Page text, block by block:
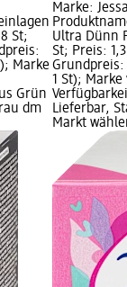
St;
Marke
Grün
dm
Marke:
Ultra Dünn
St; Preis:
Grundpreis:
1 St);
Lieferbar,
Markt